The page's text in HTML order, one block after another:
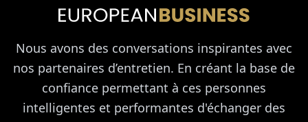
Nous avons des conversations inspirantes avec
nos partenaires d’entretien. En créant la base de
confiance permettant à ces personnes
intelligentes et performantes d'échanger des